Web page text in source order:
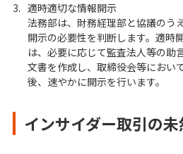
3. 適時適切な情報開示
法務部は、財務経理部と協議のう
開示の必要性を判断します。適時
は、必要に応じて監査法人等の助
文書を作成し、取締役会等におい
後、速やかに開示を行います。
インサイダー取引の